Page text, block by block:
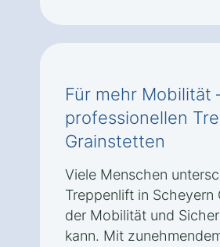
Für mehr Mobilität
professionellen
Grainstetten
Viele Menschen
Treppenlift in
der Mobilität und
kann. Mit